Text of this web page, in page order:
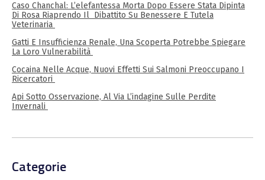
Caso Chanchal: L’elefantessa Morta Dopo Essere Stata Dipinta
Di Rosa Riaprendo Il Dibattito Su Benessere E Tutela
Veterinaria
Gatti E Insufficienza Renale, Una Scoperta Potrebbe Spiegare
La Loro Vulnerabilità
Cocaina Nelle Acque, Nuovi Effetti Sui Salmoni Preoccupano I
Ricercatori
Api Sotto Osservazione, Al Via L’indagine Sulle Perdite
Invernali
Categorie